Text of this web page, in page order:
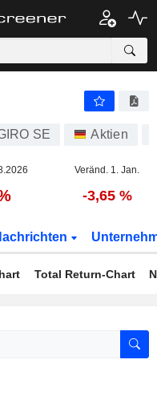
SE Aktien
Veränd. 1. Jan.
-3,65 %
Total Return-Chart